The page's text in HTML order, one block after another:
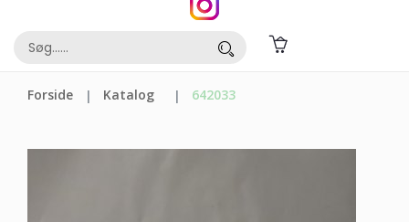
Forside Katalog 642033